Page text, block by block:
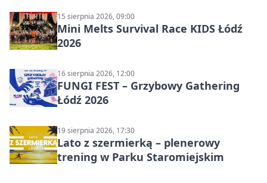
15 sierpnia 2026, 09:00
Mini Melts Survival Race KIDS Łódź
2026
16 sierpnia 2026, 12:00
FUNGI FEST – Grzybowy Gathering
Łódź 2026
19 sierpnia 2026, 17:30
Lato z szermierką – plenerowy
trening w Parku Staromiejskim